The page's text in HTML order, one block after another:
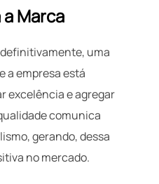
Marca
uma
a empresa está
excelência e agregar
comunica
gerando, dessa
no mercado.